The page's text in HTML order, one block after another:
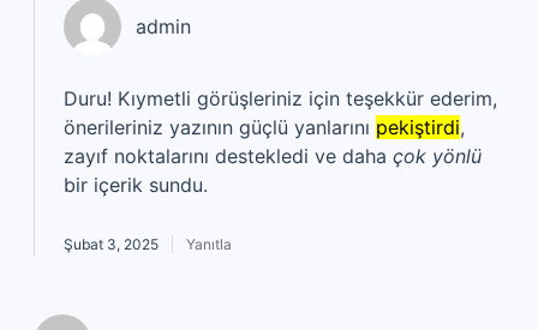
admin
Duru! Kıymetli görüşleriniz için teşekkür ederim,
önerileriniz yazının güçlü yanlarını pekiştirdi,
zayıf noktalarını destekledi ve daha çok yönlü
bir içerik sundu.
Şubat 3, 2025 Yanıtla